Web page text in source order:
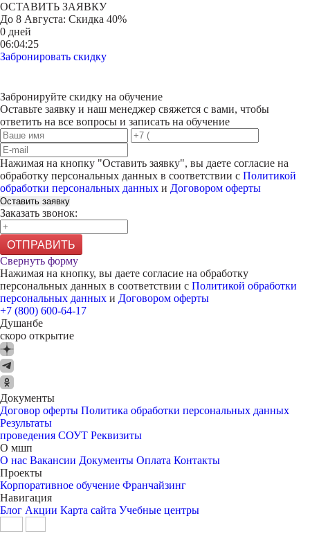
ОСТАВИТЬ ЗАЯВКУ
До 8 Августа: Скидка 40%
0 дней
06:04:25
Забронировать скидку
Забронируйте скидку на обучение
Оставьте заявку и наш менеджер свяжется с вами, чтобы
ответить на все вопросы и записать на обучение
Нажимая на кнопку "Оставить заявку", вы даете согласие на
обработку персональных данных в соответствии с Политикой
обработки персональных данных и Договором оферты
Оставить заявку
Заказать звонок:
ОТПРАВИТЬ
Свернуть форму
Нажимая на кнопку, вы даете согласие на обработку
персональных данных в соответствии с Политикой обработки
персональных данных и Договором оферты
+7 (800) 600-64-17
Душанбе
скоро открытие
Документы
Договор оферты Политика обработки персональных данных
Результаты
проведения СОУТ Реквизиты
О мшп
О нас Вакансии Документы Оплата Контакты
Проекты
Корпоративное обучение Франчайзинг
Навигация
Блог Акции Карта сайта Учебные центры